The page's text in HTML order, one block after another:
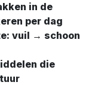
in de
per dag
vuil → schoon
die